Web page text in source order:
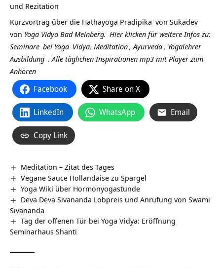
und Rezitation
Kurzvortrag über die Hathayoga Pradipika von Sukadev
von Yoga Vidya Bad Meinberg. Hier klicken für weitere Infos zu:
Seminare bei Yoga Vidya, Meditation,Ayurveda, Yogalehrer
Ausbildung .Alle täglichen Inspirationen mp3 mit Player zum
Anhören
Facebook Share on X
LinkedIn WhatsApp Email
Copy Link
Meditation – Zitat des Tages
Vegane Sauce Hollandaise zu Spargel
Yoga Wiki über Hormonyogastunde
Deva Deva Sivananda Lobpreis und Anrufung von Swami
Sivananda
Tag der offenen Tür bei Yoga Vidya: Eröffnung
Seminarhaus Shanti